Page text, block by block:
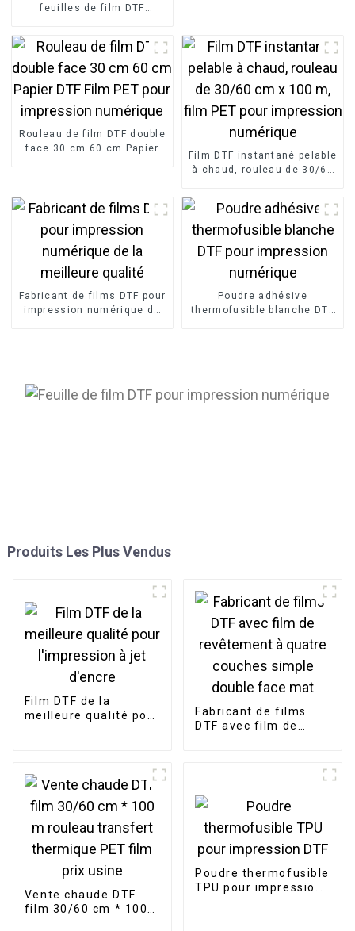
feuilles de film DTF
numérique Fabricant de
films PET 39 cm x 54 cm-1
Rouleau de film DTF double
face 30 cm 60 cm Papier
Film DTF instantané pelable
à chaud, rouleau de 30/60
Fabricant de films DTF pour
impression numérique de
Poudre adhésive
thermofusible blanche DTF
Produits Les Plus Vendus
Film DTF de la
meilleure qualité pour
Fabricant de films
DTF avec film de
Vente chaude DTF
film 30/60 cm * 100
Poudre thermofusible
TPU pour impression